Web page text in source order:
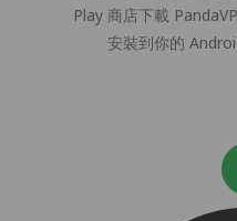
Play 商店下載
安裝到你的